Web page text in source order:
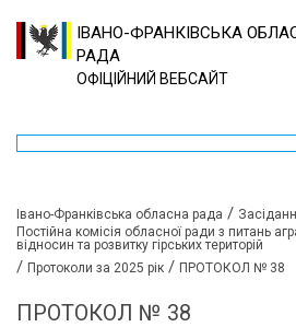
ІВАНО-ФРАНКІВСЬКА
РАДА
ОФІЦІЙНИЙ ВЕБСАЙТ
Івано-Франківська обласна рада /
Постійна комісія обласної ради з питань
відносин та розвитку гірських територій
/ Протоколи за 2025 рік / ПРОТОКОЛ № 38
ПРОТОКОЛ № 38